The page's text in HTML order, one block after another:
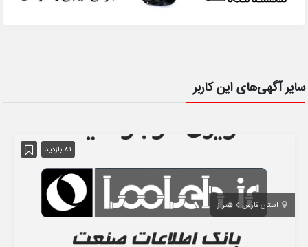
سایر آگهی‌های این کاربر
81 بازدید
استان فارس شیراز